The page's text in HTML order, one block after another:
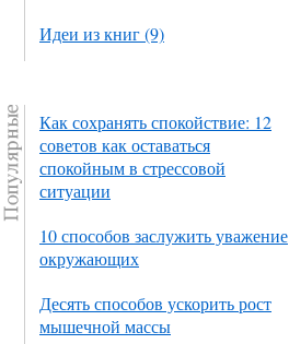
Идеи из книг (9)
Как сохранять спокойствие: 12
советов как оставаться
спокойным в стрессовой
ситуации
10 способов заслужить уважение
окружающих
Десять способов ускорить рост
мышечной массы